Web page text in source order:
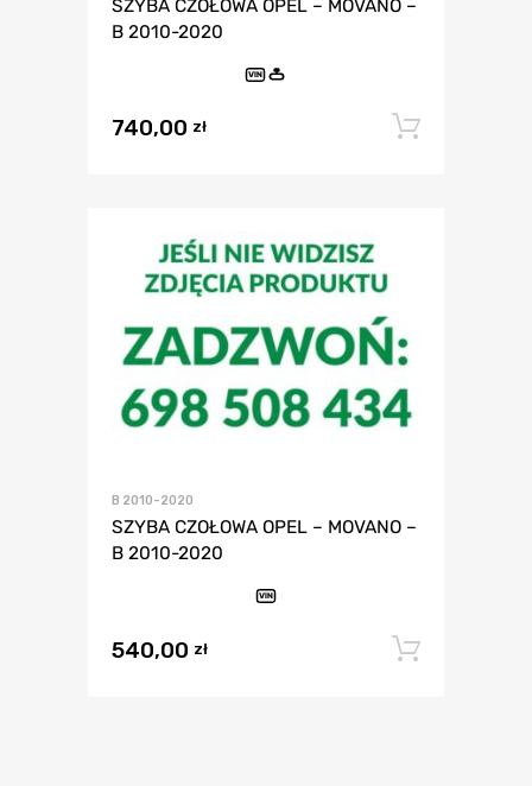
SZYBA CZOŁOWA OPEL – MOVANO –
B 2010-2020
VIN
740,00 zł
B 2010-2020
SZYBA CZOŁOWA OPEL – MOVANO –
B 2010-2020
VIN
540,00 zł